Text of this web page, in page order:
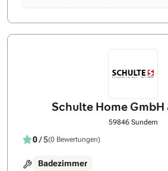
Angebote unterbreiten. Sie erhalten
bieten Ihnen einen Vor-Ort-Service
Service Techniker.
Schulte Home GmbH
59846 Sundern
0/ 5(0 Bewertungen)
Badezimmer